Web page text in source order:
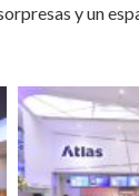
y un